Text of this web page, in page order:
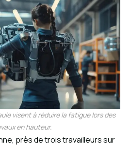
visent à réduire la fatigue lors des
en hauteur.
près de trois travailleurs sur